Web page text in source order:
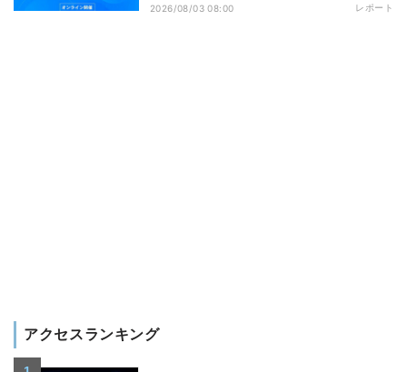
2026/08/03 08:00 レポート
アクセスランキング